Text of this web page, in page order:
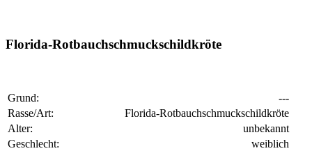
Florida-Rotbauchschmuckschildkröte
Grund:
---
Rasse/Art:
Florida-Rotbauchschmuckschildkröte
Alter:
unbekannt
Geschlecht:
weiblich